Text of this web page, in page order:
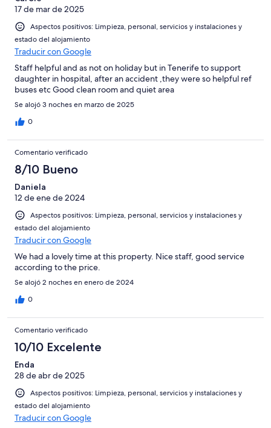
17 de mar de 2025
Aspectos positivos: Limpieza, personal, servicios y instalaciones y
estado del alojamiento
Traducir con Google
Staff helpful and as not on holiday but in Tenerife to support
daughter in hospital, after an accident ,they were so helpful ref
buses etc Good clean room and quiet area
Se alojó 3 noches en marzo de 2025
0
Comentario verificado
8/10 Bueno
Daniela
12 de ene de 2024
Aspectos positivos: Limpieza, personal, servicios y instalaciones y
estado del alojamiento
Traducir con Google
We had a lovely time at this property. Nice staff, good service
according to the price.
Se alojó 2 noches en enero de 2024
0
Comentario verificado
10/10 Excelente
Enda
28 de abr de 2025
Aspectos positivos: Limpieza, personal, servicios y instalaciones y
estado del alojamiento
Traducir con Google